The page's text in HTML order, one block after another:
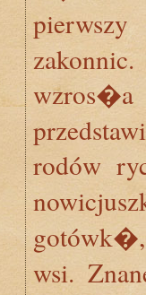
rodów
wsi.